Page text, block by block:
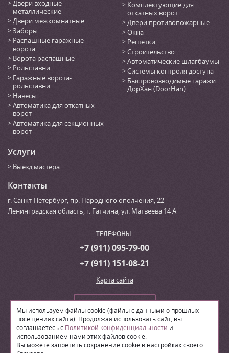
Мы используем файлы cookie (файлы с данными о прошлых
посещениях сайта). Продолжая использовать сайт, вы
соглашаетесь с Политикой конфиденциальности и
использованием нами этих файлов cookie.
Вы можете запретить сохранение cookie в настройках своего
Двери входные
металлические
Двери межкомнатные
Заборы
Распашные гаражные
ворота
Ворота распашные
Рольставни
Гаражные ворота-
рольставни
Навесы
Автоматика для откатных
ворот
Автоматика для секционных
ворот
Комплектующие для
откатных ворот
Двери противопожарные
Окна
Решетки
Строительство
Автоматические шлагбаумы
Системы контроля доступа
Быстровозводимые гаражи
ДорХан (DoorHan)
Услуги
Выезд мастера
Контакты
г. Санкт-Петербург, пр. Народного ополчения, 22
Ленинградская область, г. Гатчина,ул. Матвеева 14 А
ТЕЛЕФОНЫ:
+7 (911) 095-79-00
+7 (911) 151-08-21
Карта сайта
Сделать заказ
© 2026 Производственная компания «ЛВН»